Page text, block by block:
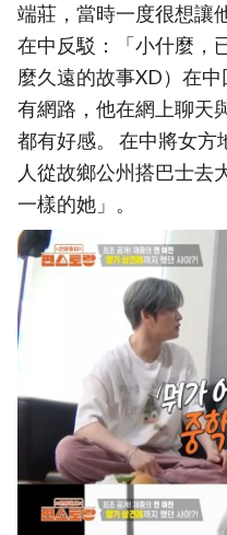
端莊，當時一度很想讓
在中反駁：「小什麼，
麼久遠的故事XD）在
有網路，他在網上聊天
都有好感。 在中將女方
人從故鄉公州搭巴士去
一樣的她」。